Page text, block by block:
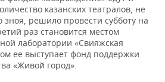
казанских театралов, не
решило провести субботу на
раз становится местом
лаборатории «Свияжская
ее выступает фонд поддержки
«Живой город».